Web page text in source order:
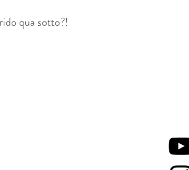
qua sotto?!